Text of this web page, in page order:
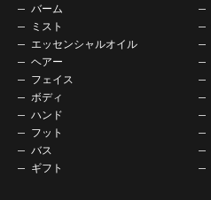
バーム
ミスト
エッセンシャルオイル
ヘアー
フェイス
ボディ
ハンド
フット
バス
ギフト